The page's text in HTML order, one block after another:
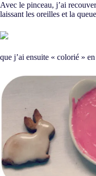
Avec le pinceau, j’ai
laissant les oreilles et la
que j’ai ensuite « colorié » en